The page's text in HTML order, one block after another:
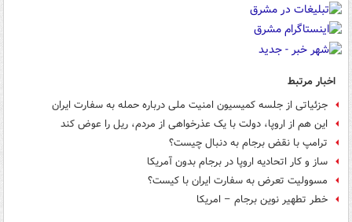
اخبار مرتبط
جزئیاتی از جلسه کمیسیون امنیت ملی درباره حمله به سفارت ایران
این هم از اروپا، دولت با یک عذرخواهی از مردم، ریل را عوض کند
ترامپ با نقض برجام به دنبال چیست؟
ساز و کار اتحادیه اروپا در برجام بدون آمریکا
مسوولیت تعرض به سفارت ایران با کیست؟
خطر تطهیر نوین برجام – امریکا